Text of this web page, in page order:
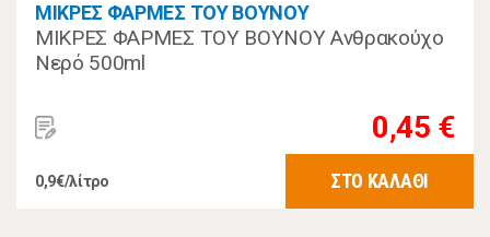
ΜΙΚΡΕΣ ΦΑΡΜΕΣ ΤΟΥ ΒΟΥΝΟΥ
ΜΙΚΡΕΣ ΦΑΡΜΕΣ ΤΟΥ ΒΟΥΝΟΥ Ανθρακούχο
Νερό 500ml
0,45 €
0,9€/λίτρο ΣΤΟ ΚΑΛΑΘΙ